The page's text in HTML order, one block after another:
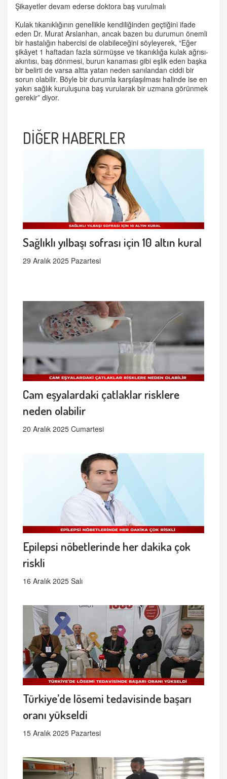
Şikayetler devam ederse doktora baş vurulmalı
Kulak tıkanıklığının genellikle kendiliğinden geçtiğini ifade
eden Dr. Murat Arslanhan, ancak bazen bu durumun önemli
bir hastalığın habercisi de olabileceğini söyleyerek, “Eğer
şikâyet 1 haftadan fazla sürmüşse ve tıkanıklığa kulak ağrısı-
akıntısı, baş dönmesi, burun kanaması gibi eşlik eden başka
bir belirti de varsa altta yatan neden sanılandan ciddi bir
sorun olabilir. Böyle bir durumla karşılaşılması halinde ise en
yakın sağlık kuruluşuna baş vurularak bir uzmana görünmek
gerekir” diyor.
DİĞER HABERLER
Sağlıklı yılbaşı sofrası için 10 altın kural
29 Aralık 2025 Pazartesi
Cam eşyalardaki çatlaklar risklere
neden olabilir
20 Aralık 2025 Cumartesi
Epilepsi nöbetlerinde her dakika çok
riskli
16 Aralık 2025 Salı
Türkiye’de lösemi tedavisinde başarı
oranı yükseldi
15 Aralık 2025 Pazartesi